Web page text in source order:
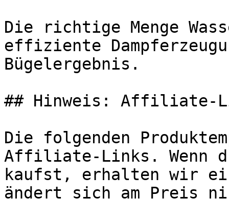
Die richtige Menge
effiziente
Bügelergebnis.
## Hinweis: Affiliate-
Die folgenden
Affiliate-Links. Wenn
kaufst, erhalten wir
ändert sich am Preis